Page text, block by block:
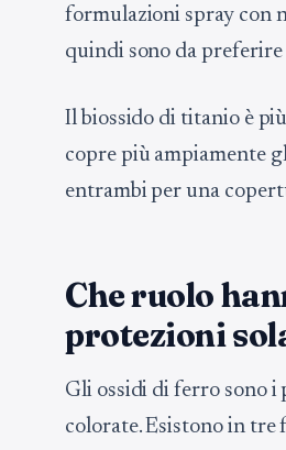
formulazioni spray con
quindi sono da
Il biossido di titanio è
copre più ampiamente
entrambi per una
Che ruolo
protezioni
Gli ossidi di ferro sono
colorate. Esistono in tre